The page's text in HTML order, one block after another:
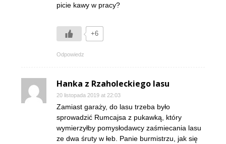
picie kawy w pracy?
+6
Odpowiedz
Hanka z Rzaholeckiego lasu
20 listopada 2019 at 22:03
Zamiast garaży, do lasu trzeba było
sprowadzić Rumcajsa z pukawką, który
wymierzyłby pomysłodawcy zaśmiecania lasu
ze dwa śruty w łeb. Panie burmistrzu, jak się